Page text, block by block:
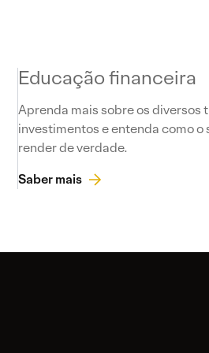
Educação financeira
Aprenda mais sobre os diversos
investimentos e entenda como o
render de verdade.
Saber mais